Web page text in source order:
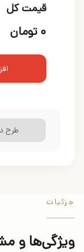
قیمت کل
۰ تومان
طرح
جزئیات
ویژگی‌ها و